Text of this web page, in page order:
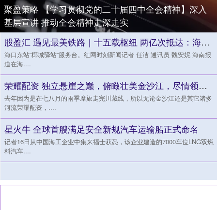
聚盈策略 【学习贯彻党的二十届四中全会精神】深入
基层宣讲 推动全会精神走深走实
股盈汇 遇见最美铁路｜十五载枢纽 两亿次抵达：海口东站的温度与速度
海口东站“椰城驿站”服务台。红网时刻新闻记者 任洁 通讯员 魏安妮 海南报
道在海....
荣耀配资 独立悬崖之巅，俯瞰壮美金沙江，尽情领略其“如玉”的一面
去年因为是在七八月的雨季摩旅走完川藏线，所以无论金沙江还是其它诸多
河流荣耀配资，....
星火牛 全球首艘满足安全新规汽车运输船正式命名
记者16日从中国海工企业中集来福士获悉，该企业建造的7000车位LNG双燃
料汽车....